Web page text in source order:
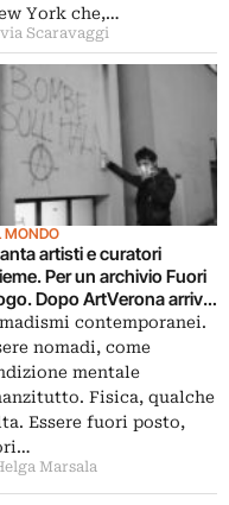
York che,…
Scaravaggi
MONDO
artisti e curatori
Per un archivio Fuori
Dopo ArtVerona arriva
il progetto dedicato al
un data base
e in progress
contemporanei.
nomadi, come
mentale
Fisica, qualche
Essere fuori posto,
Marsala